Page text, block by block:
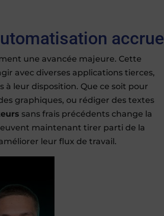
accrue
une avancée majeure. Cette
avec diverses applications tierces,
à leur disposition. Que ce soit pour
graphiques, ou rédiger des textes
sans frais précédents change la
maintenant tirer parti de la
leur flux de travail.